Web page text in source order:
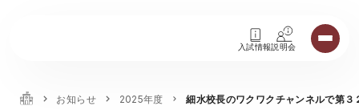
入試情報説明会
お知らせ 2025年度 細水校長のワクワクチャンネルで第